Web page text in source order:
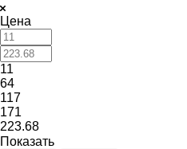
Цена
11
64
117
171
223.68
Показать